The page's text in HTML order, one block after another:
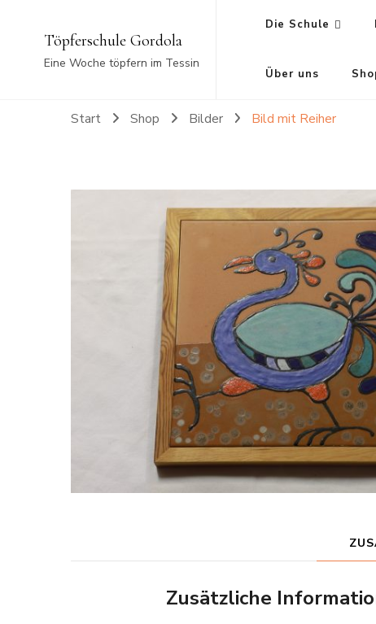
Töpferschule Gordola
Eine Woche töpfern im Tessin
Die Schule
Über uns
Start Shop Bilder Bild mit Reiher
Zusätzliche